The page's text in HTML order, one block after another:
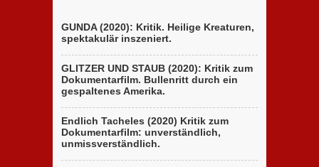
GUNDA (2020): Kritik. Heilige Kreaturen,
spektakulär inszeniert.
GLITZER UND STAUB (2020): Kritik zum
Dokumentarfilm. Bullenritt durch ein
gespaltenes Amerika.
Endlich Tacheles (2020) Kritik zum
Dokumentarfilm: unverständlich,
unmissverständlich.